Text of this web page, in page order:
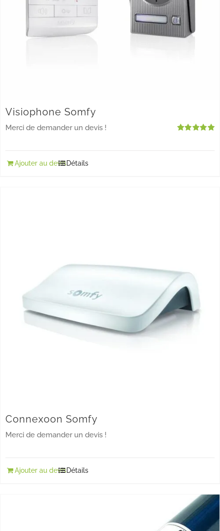
Visiophone Somfy
Merci de demander un devis !
Ajouter au devisDétails
Connexoon Somfy
Merci de demander un devis !
Ajouter au devisDétails